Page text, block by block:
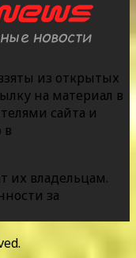
из открытых
на материал в
сайта и
в
их владельцам.
за